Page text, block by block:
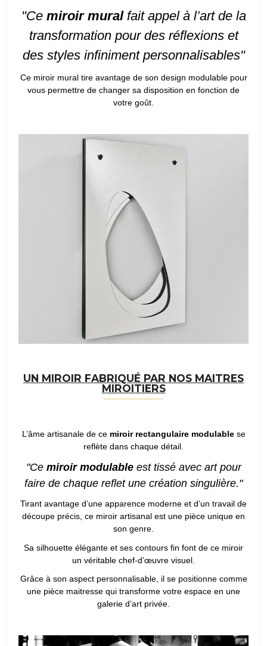
"Ce miroir muralfait appel à l’art de la
transformation pour des réflexions et
des styles infiniment personnalisables"
Ce miroir mural tire avantage de son design modulable pour
vous permettre de changer sa disposition en fonction de
votre goût.
UN MIROIR FABRIQUÉ PAR NOS MAITRES
MIROITIERS
L’âme artisanale de ce miroir rectangulaire modulable se
reflète dans chaque détail.
"Ce miroir modulable est tissé avec art pour
faire de chaque reflet une création singulière."
Tirant avantage d’une apparence moderne et d’un travail de
découpe précis, ce miroir artisanal est une pièce unique en
son genre.
Sa silhouette élégante et ses contours fin font de ce miroir
un véritable chef-d’œuvre visuel.
Grâce à son aspect personnalisable, il se positionne comme
une pièce maitresse qui transforme votre espace en une
galerie d’art privée.